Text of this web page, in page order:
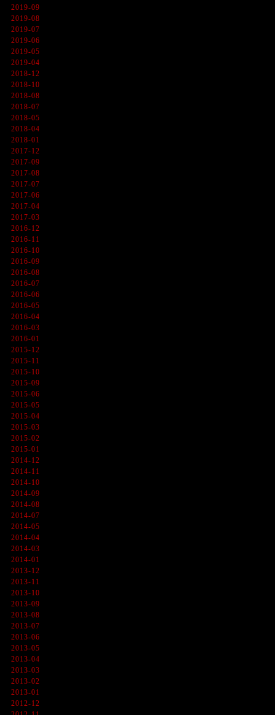
2019-09
2019-08
2019-07
2019-06
2019-05
2019-04
2018-12
2018-10
2018-08
2018-07
2018-05
2018-04
2018-01
2017-12
2017-09
2017-08
2017-07
2017-06
2017-04
2017-03
2016-12
2016-11
2016-10
2016-09
2016-08
2016-07
2016-06
2016-05
2016-04
2016-03
2016-01
2015-12
2015-11
2015-10
2015-09
2015-06
2015-05
2015-04
2015-03
2015-02
2015-01
2014-12
2014-11
2014-10
2014-09
2014-08
2014-07
2014-05
2014-04
2014-03
2014-01
2013-12
2013-11
2013-10
2013-09
2013-08
2013-07
2013-06
2013-05
2013-04
2013-03
2013-02
2013-01
2012-12